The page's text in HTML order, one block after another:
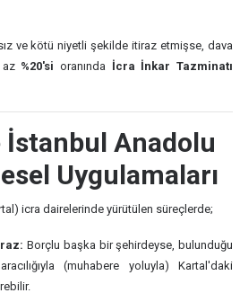
ve kötü niyetli şekilde itiraz etmişse, dava
az %20'si oranında İcra İnkar Tazminatı
İstanbul Anadolu
Uygulamaları
icra dairelerinde yürütülen süreçlerde;
Borçlu başka bir şehirdeyse, bulunduğu
(muhabere yoluyla) Kartal'daki